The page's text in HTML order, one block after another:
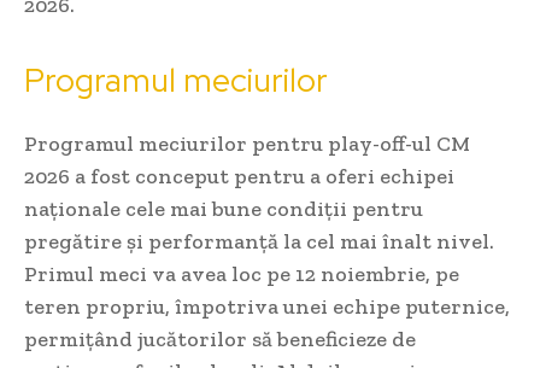
Programul meciurilor
Programul meciurilor pentru play-off-ul CM
2026 a fost conceput pentru a oferi echipei
naționale cele mai bune condiții pentru
pregătire și performanță la cel mai înalt nivel.
Primul meci va avea loc pe 12 noiembrie, pe
teren propriu, împotriva unei echipe puternice,
permițând jucătorilor să beneficieze de